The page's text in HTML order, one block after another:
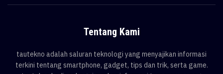
Tentang Kami
tautekno adalah saluran teknologi yang menyajikan informasi
terkini tentang smartphone, gadget, tips dan trik, serta game.